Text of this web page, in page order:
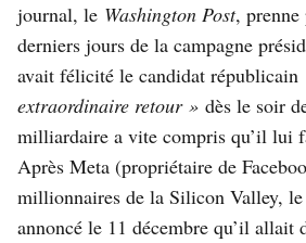
journal, le Washington Post, prenne
derniers jours de la campagne
avait félicité le candidat républicain
extraordinaire retour » dès le soir
milliardaire a vite compris qu’il lui
Après Meta (propriétaire de
millionnaires de la Silicon Valley, le
annoncé le 11 décembre qu’il